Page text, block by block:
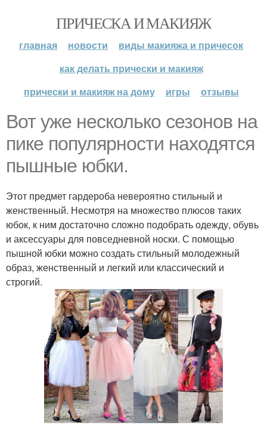
ПРИЧЕСКА И МАКИЯЖ
главная новости
виды макияжа и причесок
как делать прически и макияж
прически и макияж на дому
игры отзывы
Вот уже несколько сезонов на
пике популярности находятся
пышные юбки.
Этот предмет гардероба невероятно стильный и
женственный. Несмотря на множество плюсов таких
юбок, к ним достаточно сложно подобрать одежду, обувь
и аксессуары для повседневной носки. С помощью
пышной юбки можно создать стильный молодежный
образ, женственный и легкий или классический и
строгий.